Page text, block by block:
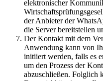
elektronischer
der Anbieter der
die Server bereitstellen
Der Kontakt mit dem
Anwendung kann von
initiiert werden, falls es
um den Prozess der
abzuschließen. Folglich